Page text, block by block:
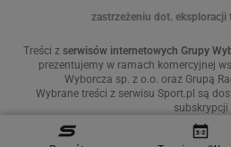
zastrzeżeniu dot. eksploracji
Treści z serwisów internetowych Grupy
prezentujemy w ramach komercyjnej
Wyborcza sp. z o.o. oraz Grupą
Wybrane treści z serwisu Sport.pl są
subskrypcji